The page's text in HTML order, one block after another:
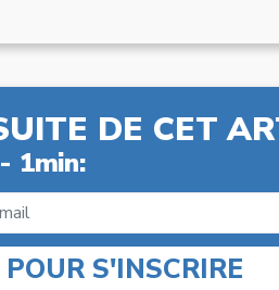
DE CET
1min:
S'INSCRIRE